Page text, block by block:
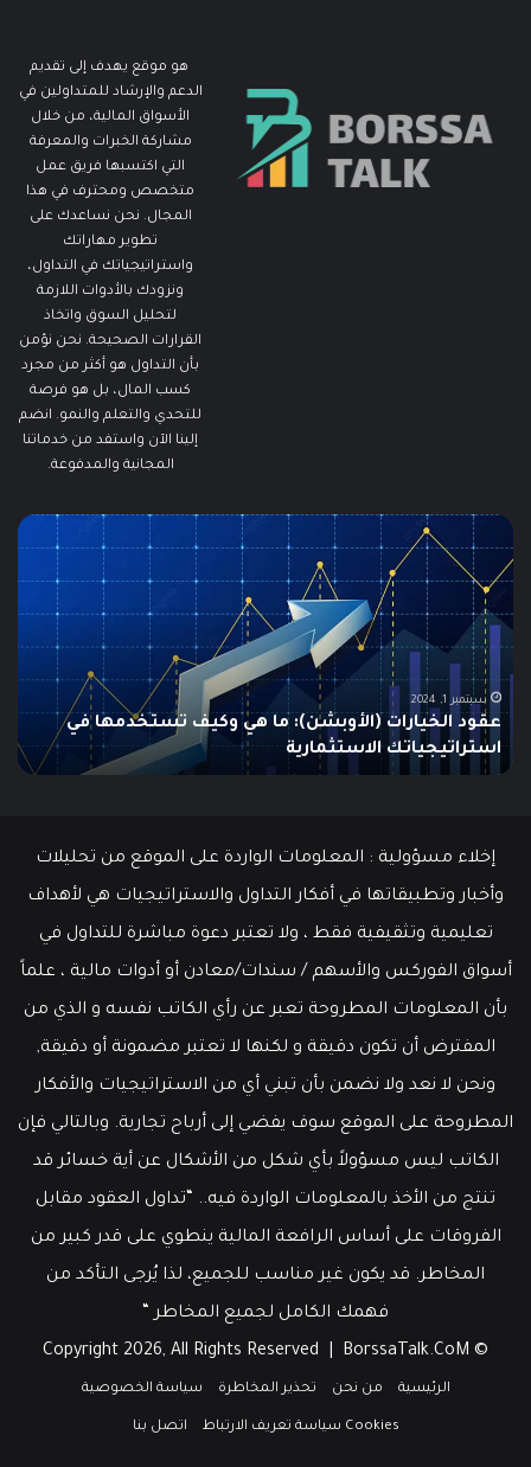
هو موقع يهدف إلى تقديم
الدعم والإرشاد للمتداولين في
الأسواق المالية، من خلال
مشاركة الخبرات والمعرفة
التي اكتسبها فريق عمل
متخصص ومحترف في هذا
المجال. نحن نساعدك على
تطوير مهاراتك
واستراتيجياتك في التداول،
ونزودك بالأدوات اللازمة
لتحليل السوق واتخاذ
القرارات الصحيحة. نحن نؤمن
بأن التداول هو أكثر من مجرد
كسب المال، بل هو فرصة
للتحدي والتعلم والنمو. انضم
إلينا الآن واستفد من خدماتنا
المجانية والمدفوعة.
ما
هو
الـ
Swing
دليلك
الشامل
للمبتدئين
يونيو 10, 2025
ما هو الـ Swing Trading؟ دليلك الشامل للمبتدئين
إخلاء مسؤولية : المعلومات الواردة على الموقع من تحليلات
وأخبار وتطبيقاتها في أفكار التداول والاستراتيجيات هي لأهداف
تعليمية وتثقيفية فقط ، ولا تعتبر دعوة مباشرة للتداول في
أسواق الفوركس والأسهم / سندات/معادن أو أدوات مالية ، علماً
بأن المعلومات المطروحة تعبر عن رأي الكاتب نفسه و الذي من
المفترض أن تكون دقيقة و لكنها لا تعتبر مضمونة أو دقيقة,
ونحن لا نعد ولا نضمن بأن تبني أي من الاستراتيجيات والأفكار
المطروحة على الموقع سوف يفضي إلى أرباح تجارية. وبالتالي فإن
الكاتب ليس مسؤولاً بأي شكل من الأشكال عن أية خسائر قد
تنتج من الأخذ بالمعلومات الواردة فيه.. “تداول العقود مقابل
الفروقات على أساس الرافعة المالية ينطوي على قدر كبير من
المخاطر. قد يكون غير مناسب للجميع، لذا يُرجى التأكد من
فهمك الكامل لجميع المخاطر “
© Copyright 2026, All Rights Reserved |
BorssaTalk.CoM
الرئيسية من نحن تحذير المخاطرة سياسة الخصوصية
Cookies سياسة تعريف الارتباط اتصل بنا